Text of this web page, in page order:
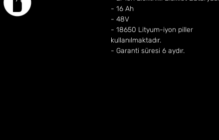
- 16 Ah
- 48V
- 18650 Lityum-iyon piller
kullanılmaktadır.
- Garanti süresi 6 aydır.